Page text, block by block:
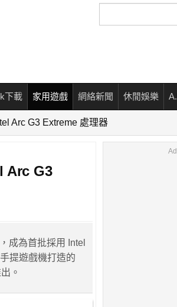
尋
下載 家用遊戲 網絡新聞 休閒娛樂
Arc G3 Extreme 處理器
Arc G3
成為首批採用 Intel
提遊戲機打造的
。